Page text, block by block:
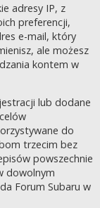
adresy IP, z
preferencji,
e-mail, który
ale możesz
kontem w
lub dodane
do
trzecim bez
powszechnie
dowolnym
Forum Subaru w